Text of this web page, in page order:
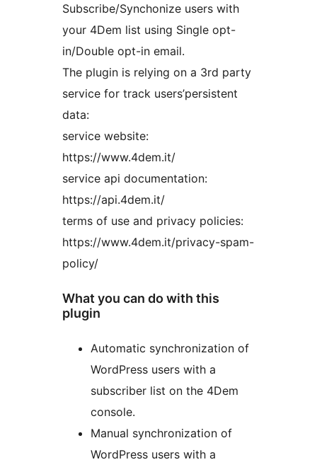
Subscribe/Synchonize users with
your 4Dem list using Single opt-
in/Double opt-in email.
The plugin is relying on a 3rd party
service for track users’persistent
data:
service website:
https://www.4dem.it/
service api documentation:
https://api.4dem.it/
terms of use and privacy policies:
https://www.4dem.it/privacy-spam-
policy/
What you can do with this
plugin
Automatic synchronization of
WordPress users with a
subscriber list on the 4Dem
console.
Manual synchronization of
WordPress users with a